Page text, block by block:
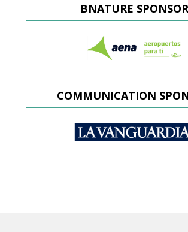
BNATURE SPONSOR
COMMUNICATION